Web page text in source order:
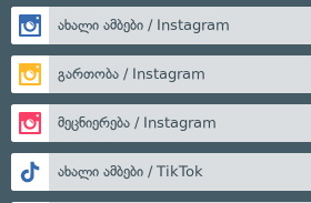
ახალი ამბები / Instagram
გართობა / Instagram
მეცნიერება / Instagram
ახალი ამბები / TikTok